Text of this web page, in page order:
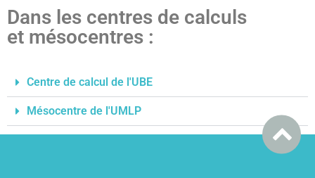
Dans les centres de calculs
et mésocentres :
Centre de calcul de l'UBE
Mésocentre de l'UMLP